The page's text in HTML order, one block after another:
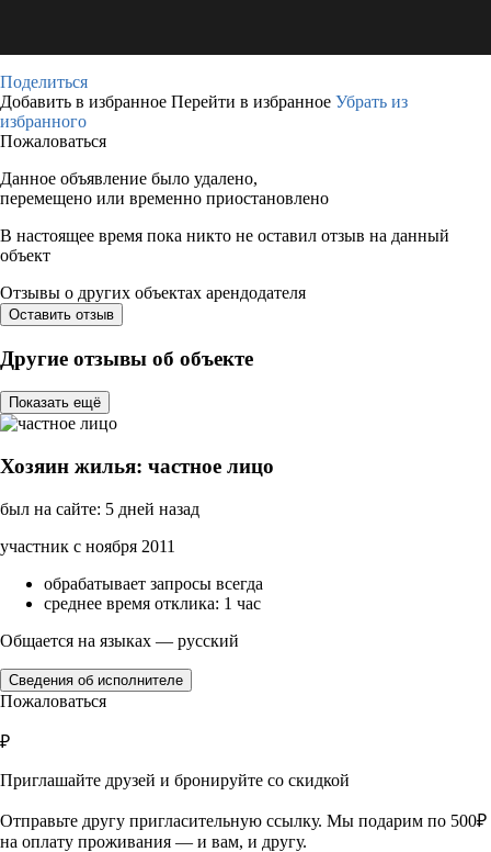
Поделиться
Добавить в избранное Перейти в избранное Убрать из
избранного
Пожаловаться
Данное объявление было удалено,
перемещено или временно приостановлено
В настоящее время пока никто не оставил отзыв на данный
объект
Отзывы о других объектах арендодателя
Оставить отзыв
Другие отзывы об объекте
Показать ещё
Хозяин жилья: частное лицо
был на сайте: 5 дней назад
участник с ноября 2011
обрабатывает запросы всегда
среднее время отклика: 1 час
Общается на языках — русский
Сведения об исполнителе
Пожаловаться
₽
Приглашайте друзей и бронируйте со скидкой
Отправьте другу пригласительную ссылку. Мы подарим по 500₽
на оплату проживания — и вам, и другу.